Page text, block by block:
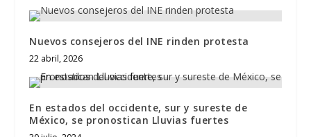
Nuevos consejeros del INE rinden protesta
22 abril, 2026
En estados del occidente, sur y sureste de
México, se pronostican Lluvias fuertes